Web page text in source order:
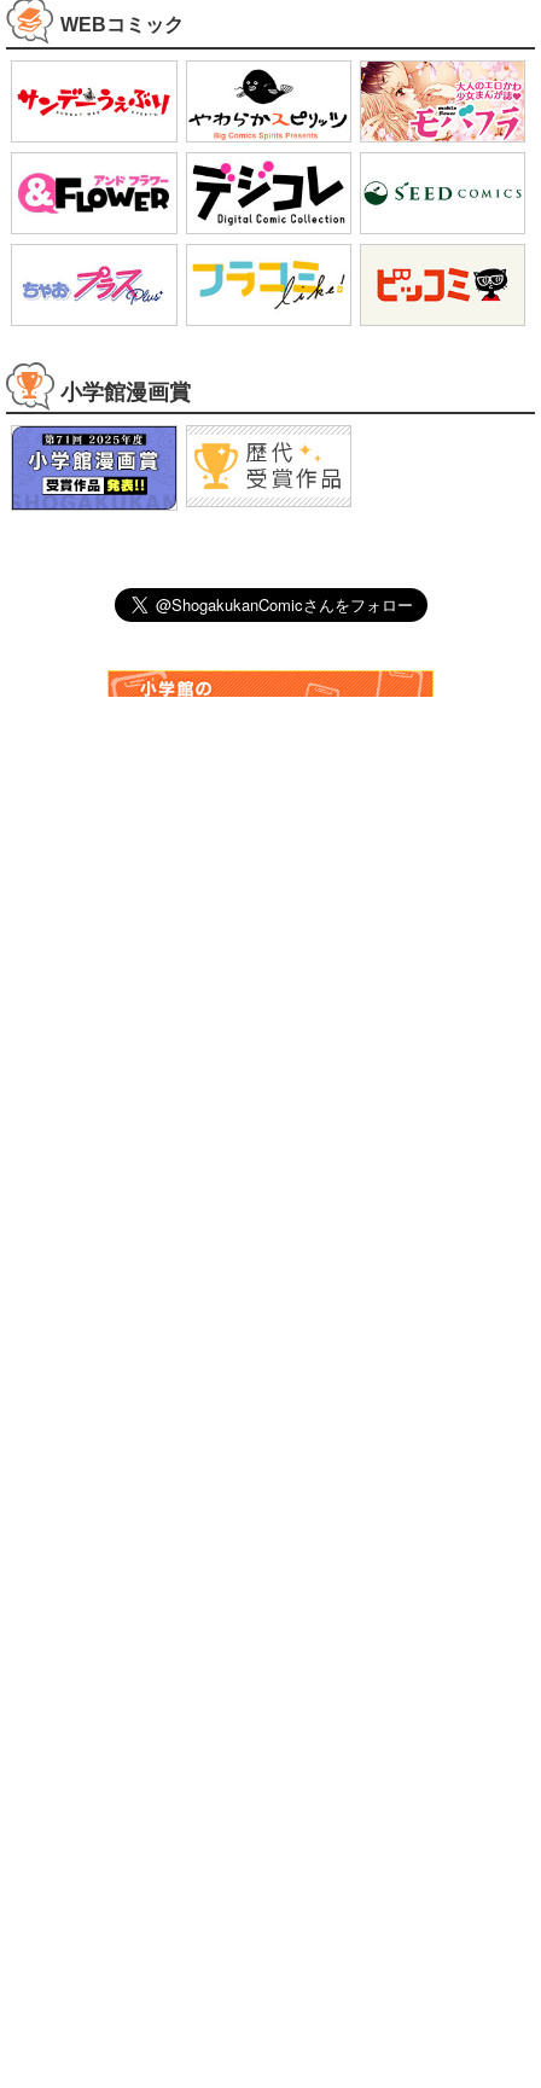
WEBコミック
小学館漫画賞